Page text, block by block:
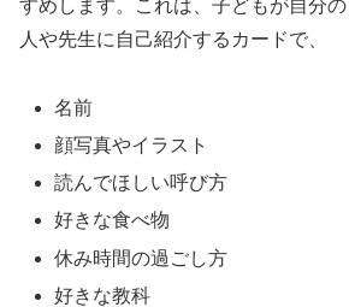
すめします。これは、子どもが自分
人や先生に自己紹介するカードで、
名前
顔写真やイラスト
読んでほしい呼び方
好きな食べ物
休み時間の過ごし方
好きな教科